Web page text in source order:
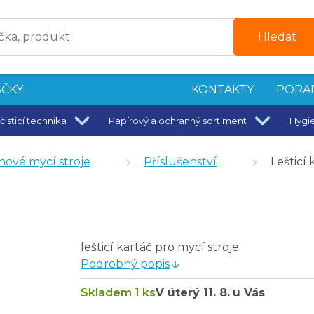
Hledat
KONTAKTY
technika Papírový a ochranný sortiment
mikrovlákno 50 x 40 cm
návin 180 m - 6 ks
16"
mycí stroje Příslušenství Lešticí
lešticí kartáč pro mycí stroje
Podrobný popis
Skladem 1 ksV úterý 11. 8. u Vás